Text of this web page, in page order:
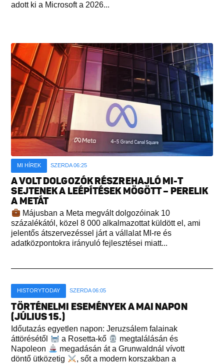
adott ki a Microsoft a 2026...
MI HÍREK SZERDA 06:25
A VOLT DOLGOZÓK RÉSZREHAJLÓ MI-T
SEJTENEK A LEÉPÍTÉSEK MÖGÖTT – PERELIK
A METÁT
Májusban a Meta megvált dolgozóinak 10
százalékától, közel 8 000 alkalmazottat küldött el, ami
jelentős átszervezéssel járt a vállalat MI-re és
adatközpontokra irányuló fejlesztései miatt...
HISTORYTODAY SZERDA 06:05
TÖRTÉNELMI ESEMÉNYEK A MAI NAPON
(JÚLIUS 15.)
Időutazás egyetlen napon: Jeruzsálem falainak
áttörésétől
a Rosetta-kő
megtalálásán és
Napoleon
megadásán át a Grunwaldnál vívott
döntő ütközetig
, sőt a modern korszakban a